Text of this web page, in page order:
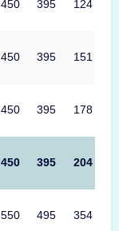
450 395 124
450 395 151
450 395 178
450 395 204
550 495 354